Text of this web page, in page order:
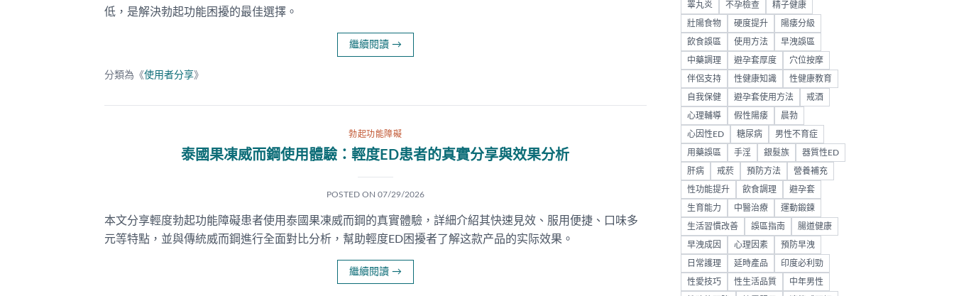
低，是解決勃起功能困擾的最佳選擇。
繼續閱讀 →
分類為《使用者分享》
勃起功能障礙
泰國果凍威而鋼使用體驗：輕度ED患者的真實分享與效果分析
POSTED ON 07/29/2026
本文分享輕度勃起功能障礙患者使用泰國果凍威而鋼的真實體驗，詳細介紹其快速見效、服用便捷、口味多
元等特點，並與傳統威而鋼進行全面對比分析，幫助輕度ED困擾者了解这款产品的实际效果。
繼續閱讀 →
睪丸炎 不孕檢查 精子健康
壯陽食物 硬度提升 陽痿分級
飲食誤區 使用方法 早洩誤區
中藥調理 避孕套厚度 穴位按摩
伴侶支持 性健康知識 性健康教育
自我保健 避孕套使用方法 戒酒
心理輔導 假性陽痿 晨勃
心因性ED 糖尿病 男性不育症
用藥誤區 手淫 銀髮族 器質性ED
肝病 戒菸 預防方法 營養補充
性功能提升 飲食調理 避孕套
生育能力 中醫治療 運動鍛鍊
生活習慣改善 誤區指南 腸道健康
早洩成因 心理因素 預防早洩
日常護理 延時產品 印度必利勁
性愛技巧 性生活品質 中年男性